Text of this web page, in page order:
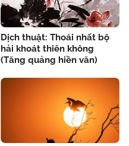
Dịch thuật: Thoái nhất bộ
hải khoát thiên không
(Tăng quảng hiền văn)